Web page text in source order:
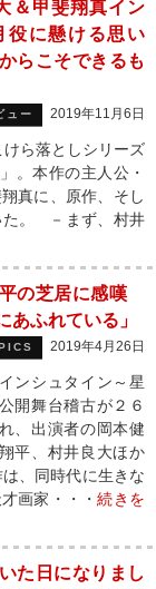
＆甲斐翔真イン
に懸ける思い
らこそできるも
ュー 2019年11月6日
ら落としシリーズ
。本作の主人公・
真に、原作、そし
た。 －まず、村井
の芝居に感嘆
あふれている」
2019年4月26日
ンシュタイン～星
開舞台稽古が２６
、出演者の岡本健
平、村井良大ほか
、同時代に生きな
画家・・・続きを
た日になりまし